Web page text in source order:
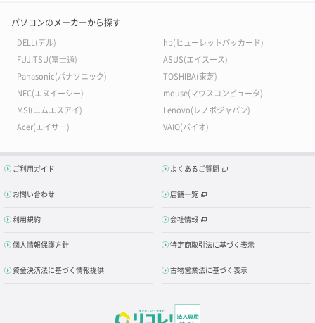
パソコンのメーカーから探す
DELL(デル)
hp(ヒューレットパッカード)
FUJITSU(富士通)
ASUS(エイスース)
Panasonic(パナソニック)
TOSHIBA(東芝)
NEC(エヌイーシー)
mouse(マウスコンピュータ)
MSI(エムエスアイ)
Lenovo(レノボジャパン)
Acer(エイサー)
VAIO(バイオ)
ご利用ガイド よくあるご質問
お問い合わせ 店舗一覧
利用規約 会社情報
個人情報保護方針 特定商取引法に基づく表示
資金決済法に基づく情報提供 古物営業法に基づく表示